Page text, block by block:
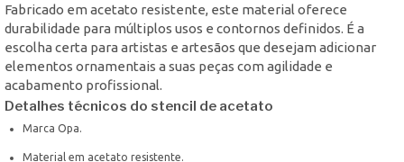
Fabricado em acetato resistente, este material oferece
durabilidade para múltiplos usos e contornos definidos. É a
escolha certa para artistas e artesãos que desejam adicionar
elementos ornamentais a suas peças com agilidade e
acabamento profissional.
Detalhes técnicos do stencil de acetato
Marca Opa.
Material em acetato resistente.